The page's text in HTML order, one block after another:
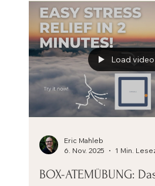
Load video
Eric Mahleb
6. Nov. 2025
1 Min.
BOX-ATEMÜBUNG: